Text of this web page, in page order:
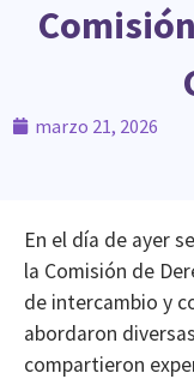
marzo 21, 2026
En el día de ayer
la Comisión de
de intercambio y
abordaron
compartieron